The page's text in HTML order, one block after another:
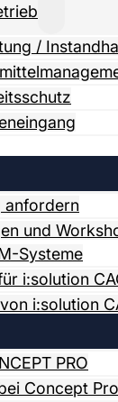
/
anfordern
und
Systeme
i:solution
i:solution
PRO
Concept Pro